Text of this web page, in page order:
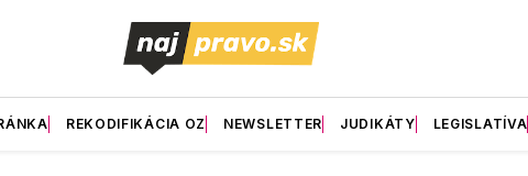
REKODIFIKÁCIA OZ NEWSLETTER JUDIKÁTY LEGISLATÍVA